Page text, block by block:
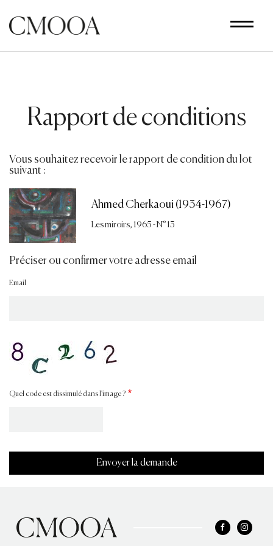
contenu
principal
Rapport de conditions
Vous souhaitez recevoir le rapport de condition du lot
suivant :
Ahmed Cherkaoui (1934-1967)
Les miroirs, 1965 - N° 13
Préciser ou confirmer votre adresse email
Email
Quel code est dissimulé dans l'image ?